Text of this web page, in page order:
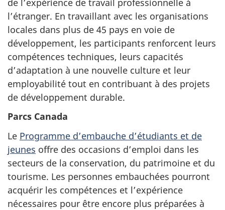
l’étranger. En travaillant avec les organisations
locales dans plus de 45 pays en voie de
développement, les participants renforcent leurs
compétences techniques, leurs capacités
d’adaptation à une nouvelle culture et leur
employabilité tout en contribuant à des projets
de développement durable.
Parcs Canada
Le Programme d’embauche d’étudiants et de
jeunes offre des occasions d’emploi dans les
secteurs de la conservation, du patrimoine et du
tourisme. Les personnes embauchées pourront
acquérir les compétences et l’expérience
nécessaires pour être encore plus préparées à